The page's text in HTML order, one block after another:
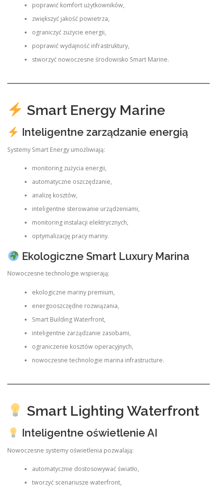
poprawić komfort użytkowników,
zwiększyć jakość powietrza,
ograniczyć zużycie energii,
poprawić wydajność infrastruktury,
stworzyć nowoczesne środowisko Smart Marine.
Smart Energy Marine
Inteligentne zarządzanie energią
Systemy Smart Energy umożliwiają:
monitoring zużycia energii,
automatyczne oszczędzanie,
analizę kosztów,
inteligentne sterowanie urządzeniami,
monitoring instalacji elektrycznych,
optymalizację pracy mariny.
Ekologiczne Smart Luxury Marina
Nowoczesne technologie wspierają:
ekologiczne mariny premium,
energooszczędne rozwiązania,
Smart Building Waterfront,
inteligentne zarządzanie zasobami,
ograniczenie kosztów operacyjnych,
nowoczesne technologie marina infrastructure.
Smart Lighting Waterfront
Inteligentne oświetlenie AI
Nowoczesne systemy oświetlenia pozwalają:
automatycznie dostosowywać światło,
tworzyć scenariusze waterfront,